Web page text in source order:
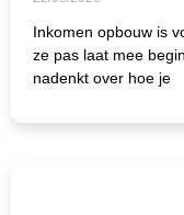
Inkomen opbouw is
ze pas laat mee
nadenkt over hoe je